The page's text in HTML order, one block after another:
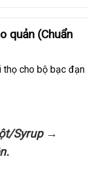
quản (Chuẩn
thọ cho bộ bạc đạn
Syrup →